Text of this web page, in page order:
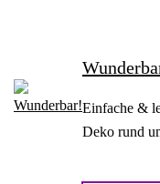
Einfache &
Deko rund